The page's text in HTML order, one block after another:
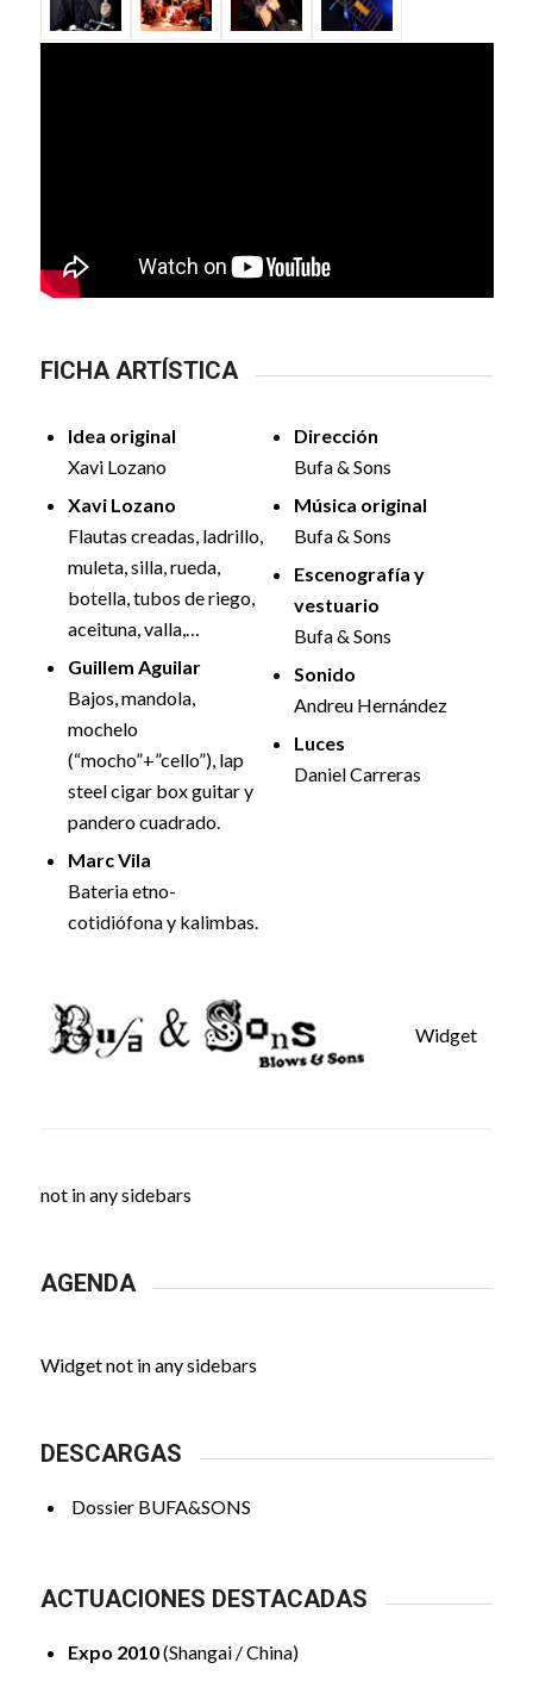
FICHA ARTÍSTICA
Idea original
Xavi Lozano
Xavi Lozano
Flautas creadas, ladrillo,
muleta, silla, rueda,
botella, tubos de riego,
aceituna, valla,…
Guillem Aguilar
Bajos, mandola,
mochelo
(“mocho”+”cello”), lap
steel cigar box guitar y
pandero cuadrado.
Marc Vila
Bateria etno-
cotidiófona y kalimbas.
Dirección
Bufa & Sons
Música original
Bufa & Sons
Escenografía y
vestuario
Bufa & Sons
Sonido
Andreu Hernández
Luces
Daniel Carreras
Widget
not in any sidebars
AGENDA
Widget not in any sidebars
DESCARGAS
Dossier BUFA&SONS
ACTUACIONES DESTACADAS
Expo 2010(Shangai / China)